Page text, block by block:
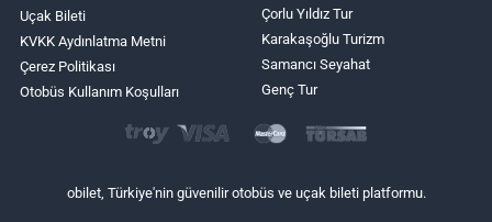
Uçak Bileti
KVKK Aydınlatma Metni
Çerez Politikası
Otobüs Kullanım Koşulları
Çorlu Yıldız Tur
Karakaşoğlu Turizm
Samancı Seyahat
Genç Tur
obilet, Türkiye'nin güvenilir otobüs ve uçak bileti platformu.